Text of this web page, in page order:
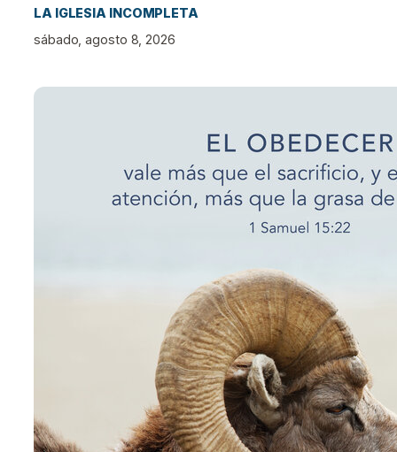
LA IGLESIA INCOMPLETA
sábado, agosto 8, 2026